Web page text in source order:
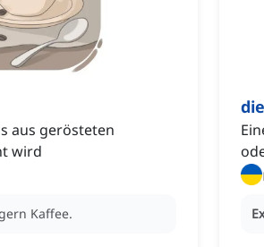
aus gerösteten
wird
Kaffee.